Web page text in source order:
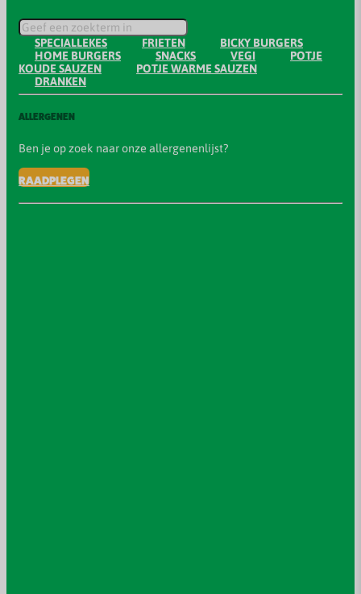
SPECIALLEKES FRIETEN
BICKY BURGERS
HOME BURGERS
SNACKS VEGI
POTJE
KOUDE SAUZEN
POTJE WARME SAUZEN
DRANKEN
ALLERGENEN
Ben je op zoek naar onze allergenenlijst?
RAADPLEGEN